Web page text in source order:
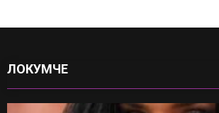
ЛОКУМЧЕ